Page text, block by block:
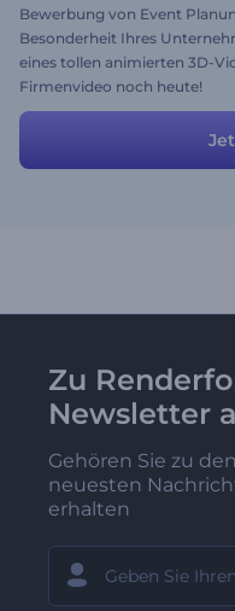
Bewerbung von Event
Besonderheit Ihres
eines tollen animierten 3D-
Firmenvideo noch heute!
Zu
Newsletter
Gehören Sie zu
neuesten
erhalten